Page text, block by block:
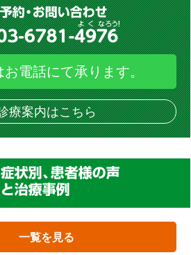
電話にて承ります。
療案内はこちら
一覧を見る